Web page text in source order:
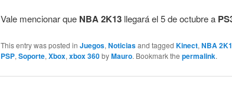
Vale mencionar que NBA 2K13 llegará el 5 de octubre a
This entry was posted inJuegos,Noticiasand taggedKinect,NBA
PSP,Soporte,Xbox,xbox 360byMauro. Bookmark thepermalink.